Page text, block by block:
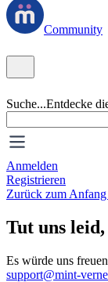
Community
Suche...Entdecke
Anmelden
Registrieren
Zurück zum
Tut uns
Es würde uns
support@mint-